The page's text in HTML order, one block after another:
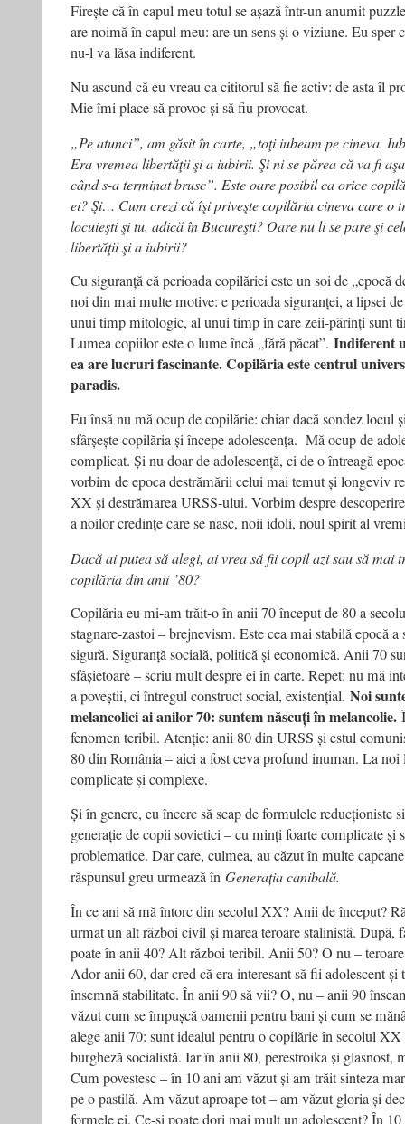
Firește că în capul meu totul se așază într-un anumit
are noimă în capul meu: are un sens și o viziune. Eu sper
nu-l va lăsa indiferent.
Nu ascund că eu vreau ca cititorul să fie activ: de asta îl
Mie îmi place să provoc și să fiu provocat.
„Pe atunci”, am găsit în carte, „toţi iubeam pe cineva.
Era vremea libertăţii şi a iubirii. Şi ni se părea că va fi
când s-a terminat brusc”. Este oare posibil ca orice
ei? Şi… Cum crezi că îşi priveşte copilăria cineva care o
locuieşti şi tu, adică în Bucureşti? Oare nu li se pare şi
libertăţii şi a iubirii?
Cu siguranță că perioada copilăriei este un soi de „epocă
noi din mai multe motive: e perioada siguranței, a lipsei
unui timp mitologic, al unui timp în care zeii-părinți sunt
Lumea copiilor este o lume încă „fără păcat”. Indiferent
ea are lucruri fascinante. Copilăria este centrul
paradis.
Eu însă nu mă ocup de copilărie: chiar dacă sondez locul
sfârșește copilăria și începe adolescența. Mă ocup de
complicat. Și nu doar de adolescență, ci de o întreagă
vorbim de epoca destrămării celui mai temut și longeviv
XX și destrămarea URSS-ului. Vorbim despre
a noilor credințe care se nasc, noii idoli, noul spirit al
Dacă ai putea să alegi, ai vrea să fii copil azi sau să mai
copilăria din anii ’80?
Copilăria eu mi-am trăit-o în anii 70 început de 80 a
stagnare-zastoi – brejnevism. Este cea mai stabilă epocă
sigură. Siguranță socială, politică și economică. Anii 70
sfâșietoare – scriu mult despre ei în carte. Repet: nu mă
a poveștii, ci întregul construct social, existențial. Noi
melancolici ai anilor 70: suntem născuți în melancolie.
fenomen teribil. Atenție: anii 80 din URSS și estul
80 din România – aici a fost ceva profund inuman. La
complicate și complexe.
Și în genere, eu încerc să scap de formulele reducționiste
generație de copii sovietici – cu minți foarte complicate și
problematice. Dar care, culmea, au căzut în multe
răspunsul greu urmează în Generația canibală.
În ce ani să mă întorc din secolul XX? Anii de început?
urmat un alt război civil și marea teroare stalinistă. După,
poate în anii 40? Alt război teribil. Anii 50? O nu –
Ador anii 60, dar cred că era interesant să fii adolescent
însemnă stabilitate. În anii 90 să vii? O, nu – anii 90
văzut cum se împușcă oamenii pentru bani și cum se
alege anii 70: sunt idealul pentru o copilărie în secolul
burgheză socialistă. Iar în anii 80, perestroika și glasnost,
Cum povestesc – în 10 ani am văzut și am trăit sinteza
pe o pastilă. Am văzut aproape tot – am văzut gloria și
formele ei. Ce-și poate dori mai mult un adolescent? În